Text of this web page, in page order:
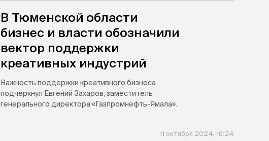
В Тюменской области
бизнес и власти обозначили
вектор поддержки
креативных индустрий
Важность поддержки креативного бизнеса
подчеркнул Евгений Захаров, заместитель
генерального директора «Газпромнефть-Ямала».
11 октября 2024, 16:24